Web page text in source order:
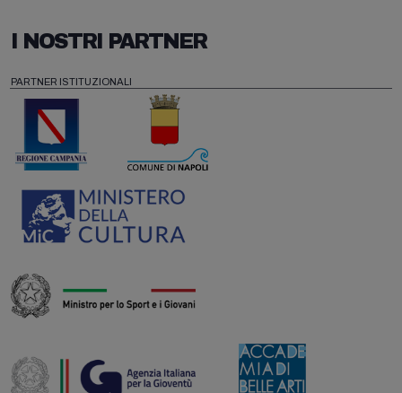
I NOSTRI PARTNER
PARTNER ISTITUZIONALI